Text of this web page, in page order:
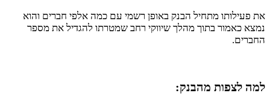
את פעילותו מתחיל הבנק באופן רשמי עם כמה אלפי חברים והוא
נמצא כאמור בתוך מהלך שיווקי רחב שמטרתו להגדיל את מספר
החברים.
למה לצפות מהבנק: